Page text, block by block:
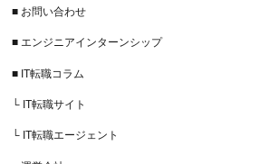
■ お問い合わせ
■ エンジニアインターンシップ
■ IT転職コラム
└ IT転職サイト
└ IT転職エージェント